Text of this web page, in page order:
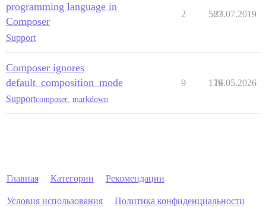
programming language in
Composer
Support
2 587
23.07.2019
Composer ignores
default_composition_mode
Supportcomposer markdown
9 179
16.05.2026
Главная Категории Рекомендации
Условия использования Политика конфиденциальности